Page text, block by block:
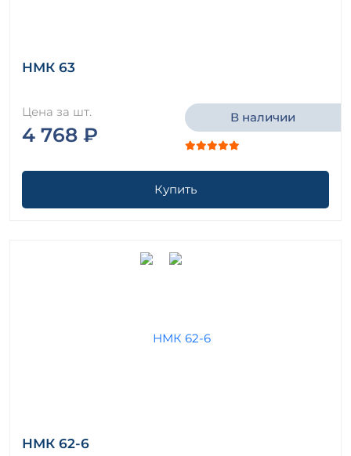
НМК 63
Цена за шт.
4 768 ₽
В наличии
Купить
НМК 62-6